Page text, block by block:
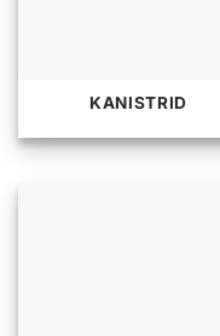
KANISTRID